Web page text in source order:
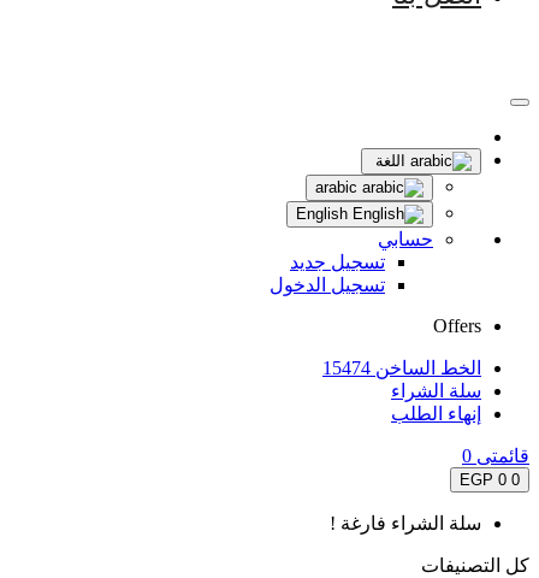
اللغة
حسابي
تسجيل جديد
تسجيل الدخول
Offers
الخط الساخن 15474
سلة الشراء
إنهاء الطلب
قائمتى 0
0
0 EGP
سلة الشراء فارغة !
كل التصنيفات